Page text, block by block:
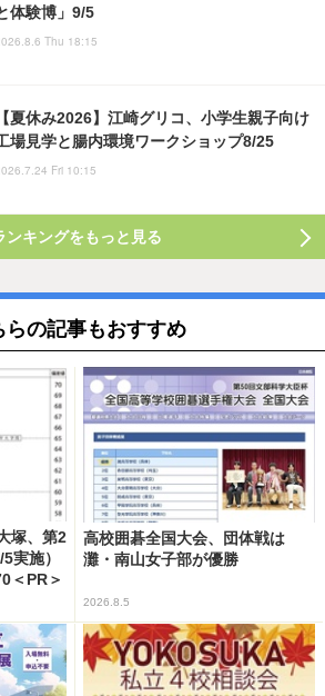
体験博」9/5
Thu 18:15
【夏休み2026】江崎グリコ、小学生親子向け
場見学と腸内環境ワークショップ8/25
Fri 10:15
ンキングをもっと見る
らの記事もおすすめ
塚、第2
実施）
＜PR＞
高校囲碁全国大会、団体戦は
灘・南山女子部が優勝
2026.8.5